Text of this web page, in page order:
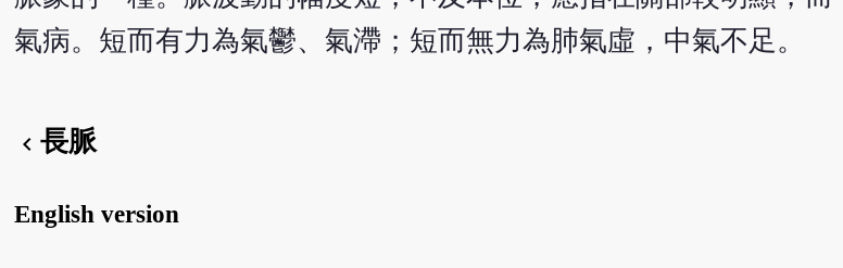
氣病。短而有力為氣鬱、氣滯；短而無力為肺氣虛，中氣不足。
chevron_left 長脈
English version